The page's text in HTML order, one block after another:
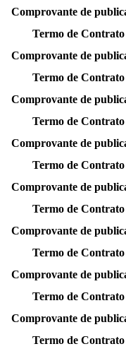
Comprovante de
Termo de Contrato
Comprovante de
Termo de Contrato
Comprovante de
Termo de Contrato
Comprovante de
Termo de Contrato
Comprovante de
Termo de Contrato
Comprovante de
Termo de Contrato
Comprovante de
Termo de Contrato
Comprovante de
Termo de Contrato